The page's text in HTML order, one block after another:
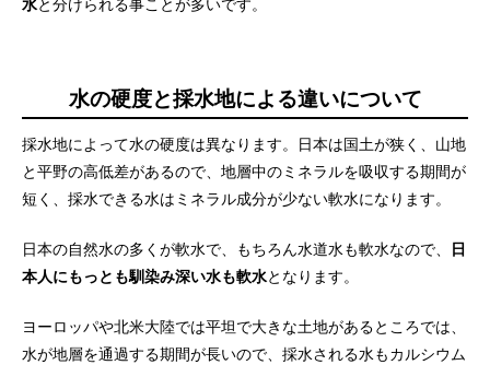
水の硬度と採水地による違いについて
採水地によって水の硬度は異なります。日本は国土が狭く、山地
と平野の高低差があるので、地層中のミネラルを吸収する期間が
短く、採水できる水はミネラル成分が少ない軟水になります。
日本の自然水の多くが軟水で、もちろん水道水も軟水なので、
日
本人にもっとも馴染み深い水も軟水となります。
ヨーロッパや北米大陸では平坦で大きな土地があるところでは、
水が地層を通過する期間が長いので、採水される水もカルシウム